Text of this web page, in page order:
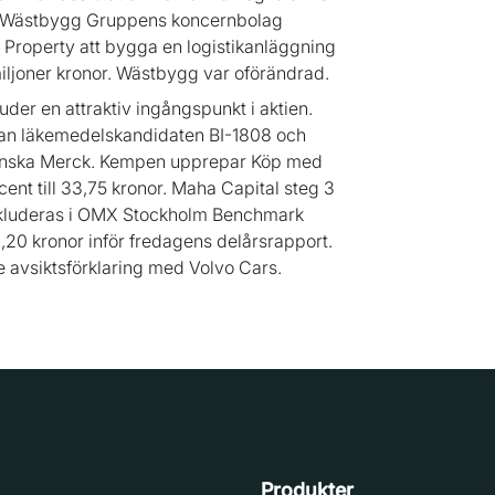
Gruppens koncernbolag
att bygga en logistikanläggning
kronor. Wästbygg var oförändrad.
en attraktiv ingångspunkt i aktien.
läkemedelskandidaten BI-1808 och
Merck. Kempen upprepar Köp med
till 33,75 kronor. Maha Capital steg 3
i OMX Stockholm Benchmark
kronor inför fredagens delårsrapport.
med Volvo Cars.
Produkter